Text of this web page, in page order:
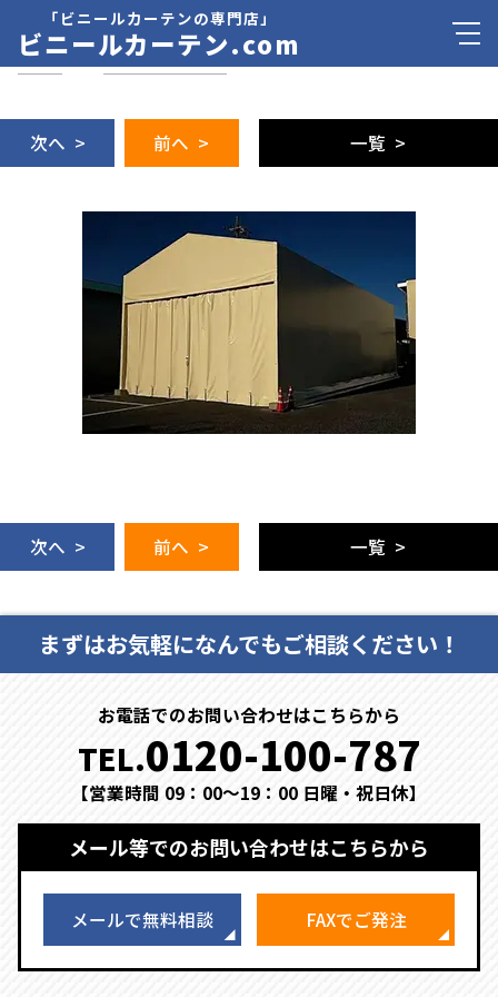
「ビニールカーテンの専門店」
ビニールカーテン.com
HOME>ニュース＆ブログ
次へ > 前へ > 一覧 >
次へ > 前へ > 一覧 >
まずはお気軽になんでもご相談ください！
お電話でのお問い合わせはこちらから
TEL.0120-100-787
【営業時間 09：00～19：00 日曜・祝日休】
メール等でのお問い合わせはこちらから
メールで無料相談 FAXでご発注